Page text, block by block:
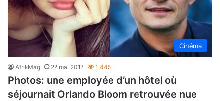
Cinéma
AfrikMag 22 mai 2017 1 445
Photos: une employée d’un hôtel où
séjournait Orlando Bloom retrouvée nue